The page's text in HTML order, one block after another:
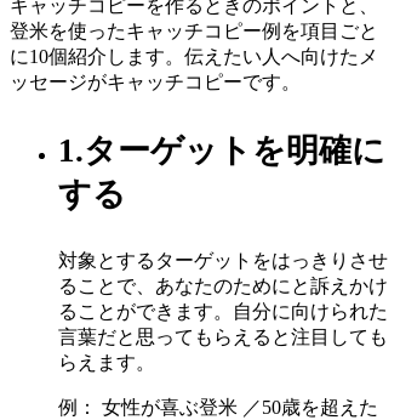
キャッチコピーを作るときのポイントと、
登米を使ったキャッチコピー例を項目ごと
に10個紹介します。伝えたい人へ向けたメ
ッセージがキャッチコピーです。
1.ターゲットを明確に
する
対象とするターゲットをはっきりさせ
ることで、あなたのためにと訴えかけ
ることができます。自分に向けられた
言葉だと思ってもらえると注目しても
らえます。
例： 女性が喜ぶ登米 ／50歳を超えた